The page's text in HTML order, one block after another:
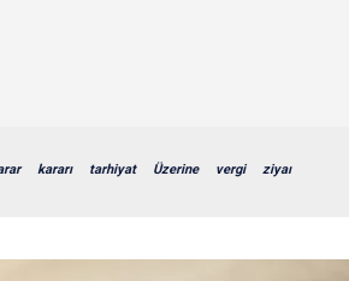
kararı tarhiyat Üzerine vergi ziyaı